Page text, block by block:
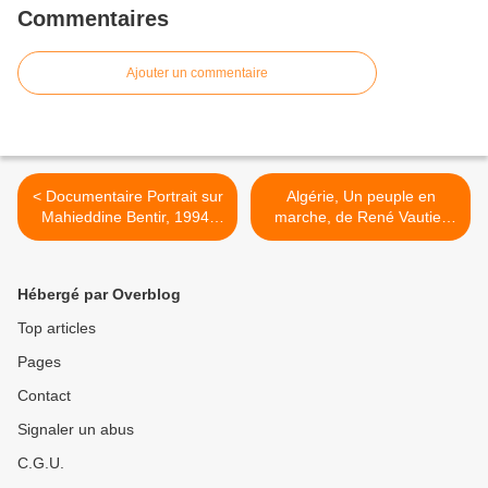
Commentaires
Ajouter un commentaire
< Documentaire Portrait sur
Mahieddine Bentir, 1994,
RTA
Algérie, Un peuple en
marche, de René Vautier
شعب زاحف >
Hébergé par Overblog
Top articles
Pages
Contact
Signaler un abus
C.G.U.